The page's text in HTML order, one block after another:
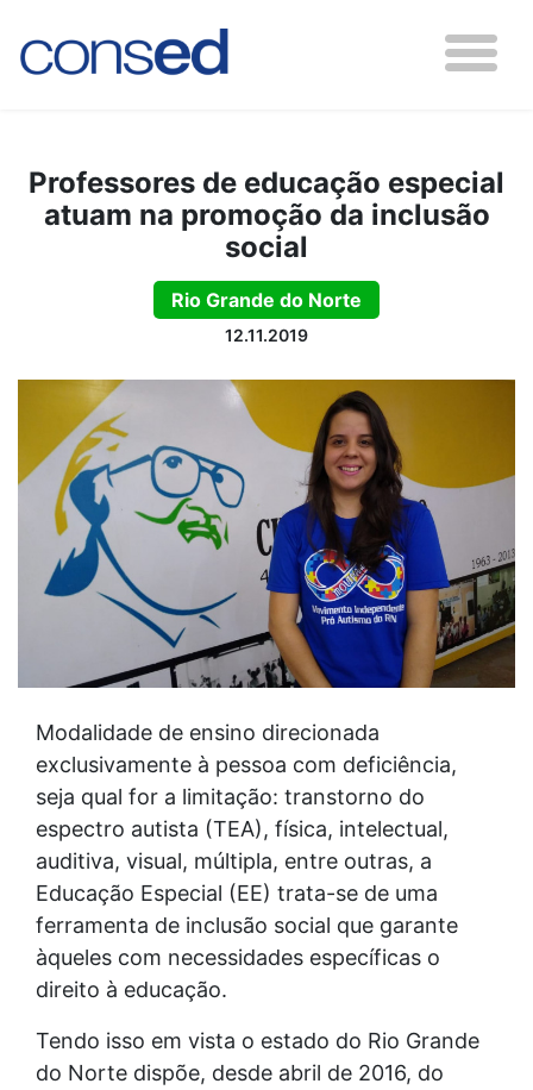
Professores de educação especial
atuam na promoção da inclusão
social
Rio Grande do Norte
12.11.2019
Modalidade de ensino direcionada
exclusivamente à pessoa com deficiência,
seja qual for a limitação: transtorno do
espectro autista (TEA), física, intelectual,
auditiva, visual, múltipla, entre outras, a
Educação Especial (EE) trata-se de uma
ferramenta de inclusão social que garante
àqueles com necessidades específicas o
direito à educação.
Tendo isso em vista o estado do Rio Grande
do Norte dispõe, desde abril de 2016, do